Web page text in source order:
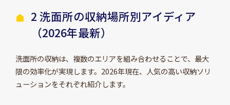
2 洗面所の収納場所別アイディア
（2026年最新）
洗面所の収納は、複数のエリアを組み合わせることで、最大
限の効率化が実現します。2026年現在、人気の高い収納ソリ
ューションをそれぞれ紹介します。